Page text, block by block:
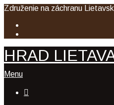
Združenie na záchranu
HRAD
Menu
